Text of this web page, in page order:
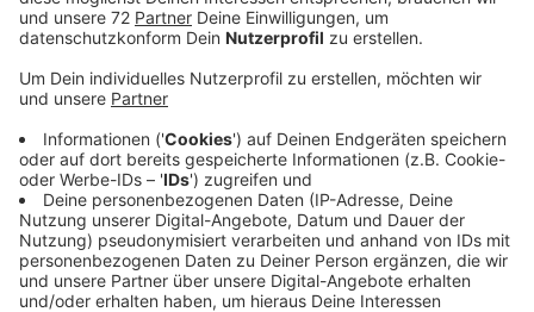
Moment, der manchmal Sorgen oder Probleme mit
sich bringt. Für solche Fälle bietet die
Schulpsychologische Beratungsstelle des Kreises
Steinfurt am Freitag eine vertrauliche und kostenlose
telefonische Beratung an.
Anzeige
Zeugnistelefon: Unterstützung bei Sorgen
und Problemen